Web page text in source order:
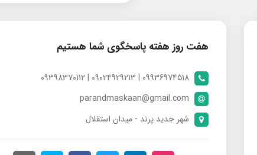
هفت روز هفته پاسخگوی شما هستیم
09936974518 | 09024929213 | 09398370112
parandmaskaan@gmail.com
شهر جدید پرند - میدان استقلال